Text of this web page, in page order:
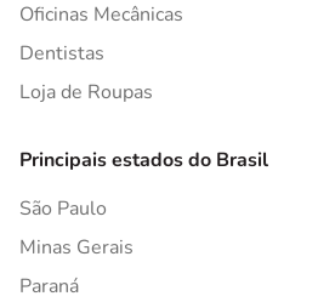
Oficinas Mecânicas
Dentistas
Loja de Roupas
Principais estados do Brasil
São Paulo
Minas Gerais
Paraná